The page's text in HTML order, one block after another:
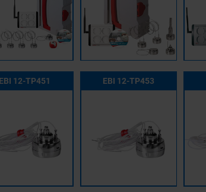
EBI 12-TP451 EBI 12-TP453